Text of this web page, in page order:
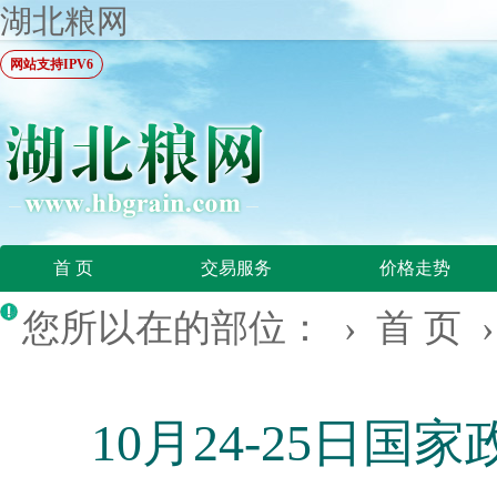
湖北粮网
网站支持IPV6
首 页 交易服务 价格走势
您所以在的部位： › 首 页
10月24-25日国